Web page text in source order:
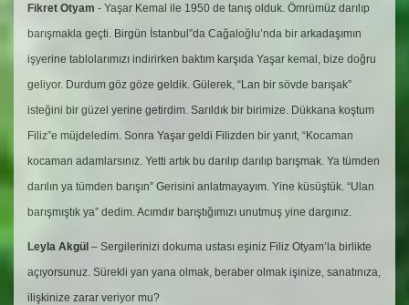
Fikret Otyam - Yaşar Kemal ile 1950 de tanış olduk. Ömrümüz darılıp
barışmakla geçti. Birgün İstanbul”da Cağaloğlu’nda bir arkadaşımın
işyerine tablolarımızı indirirken baktım karşıda Yaşar kemal, bize doğru
geliyor. Durdum göz göze geldik. Gülerek, “Lan bir sövde barışak”
isteğini bir güzel yerine getirdim. Sarıldık bir birimize. Dükkana koştum
Filiz”e müjdeledim. Sonra Yaşar geldi Filizden bir yanıt, “Kocaman
kocaman adamlarsınız. Yetti artık bu darılıp darılıp barışmak. Ya tümden
darılın ya tümden barışın” Gerisini anlatmayayım. Yine küsüştük. “Ulan
barışmıştık ya” dedim. Acımdır barıştığımızı unutmuş yine dargınız.
Leyla Akgül – Sergilerinizi dokuma ustası eşiniz Filiz Otyam’la birlikte
açıyorsunuz. Sürekli yan yana olmak, beraber olmak işinize, sanatınıza,
ilişkinize zarar veriyor mu?